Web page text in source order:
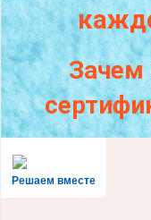
Зачем
Решаем вместе